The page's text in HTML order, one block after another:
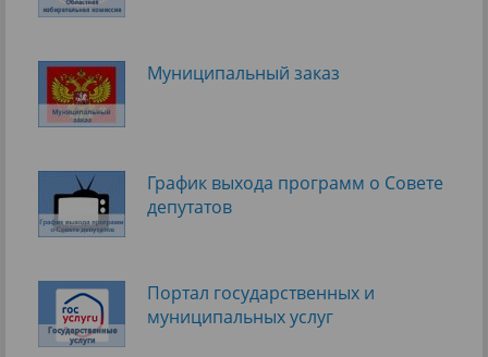
Муниципальный заказ
График выхода программ о Cовете
депутатов
Портал государственных и
муниципальных услуг